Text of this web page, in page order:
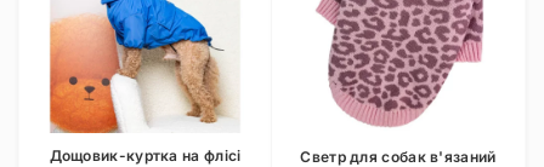
Дощовик-куртка на флісі
Светр для собак в'язаний